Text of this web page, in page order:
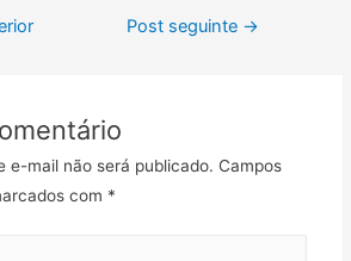
Post seguinte →
e-mail não será publicado. Campos
com *